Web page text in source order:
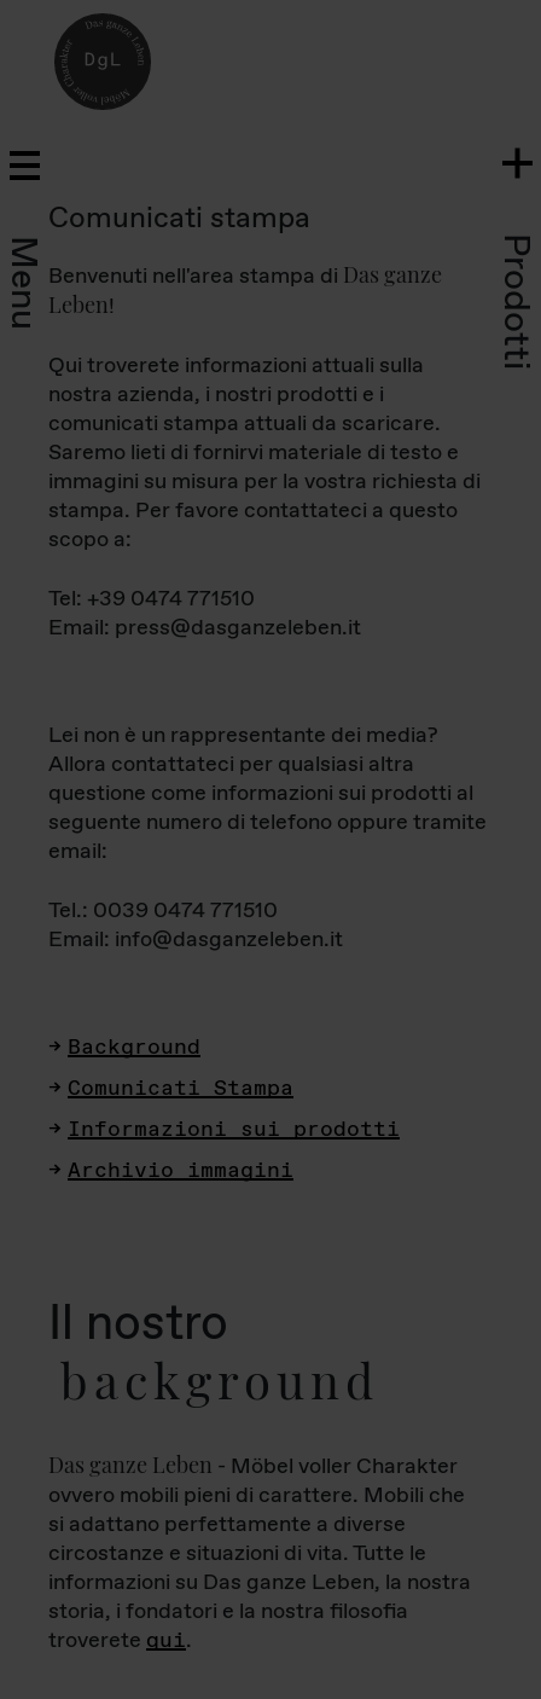
Menu Prodotti
Comunicati stampa
Benvenuti nell'area stampa di Das ganze
Leben!
Qui troverete informazioni attuali sulla
nostra azienda, i nostri prodotti e i
comunicati stampa attuali da scaricare.
Saremo lieti di fornirvi materiale di testo e
immagini su misura per la vostra richiesta di
stampa. Per favore contattateci a questo
scopo a:
Tel: +39 0474 771510
Email: press@dasganzeleben.it
Lei non è un rappresentante dei media?
Allora contattateci per qualsiasi altra
questione come informazioni sui prodotti al
seguente numero di telefono oppure tramite
email:
Tel.: 0039 0474 771510
Email: info@dasganzeleben.it
Background
Comunicati Stampa
Informazioni sui prodotti
Archivio immagini
Il nostro
background
Das ganze Leben - Möbel voller Charakter
ovvero mobili pieni di carattere. Mobili che
si adattano perfettamente a diverse
circostanze e situazioni di vita. Tutte le
informazioni su Das ganze Leben, la nostra
storia, i fondatori e la nostra filosofia
troverete qui.